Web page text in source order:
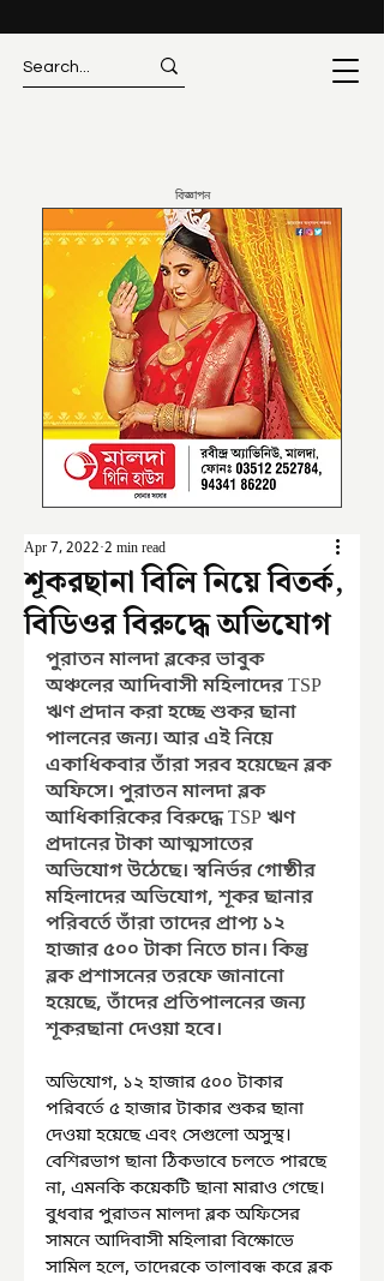
বিজ্ঞাপন
শূকরছানা বিলি নিয়ে বিতর্ক,
বিডিওর বিরুদ্ধে অভিযোগ
Apr 7, 2022 2 min read
পুরাতন মালদা ব্লকের ভাবুক
অঞ্চলের আদিবাসী মহিলাদের TSP
ঋণ প্রদান করা হচ্ছে শুকর ছানা
পালনের জন্য। আর এই নিয়ে
একাধিকবার তাঁরা সরব হয়েছেন ব্লক
অফিসে। পুরাতন মালদা ব্লক
আধিকারিকের বিরুদ্ধে TSP ঋণ
প্রদানের টাকা আত্মসাতের
অভিযোগ উঠেছে। স্বনির্ভর গোষ্ঠীর
মহিলাদের অভিযোগ, শূকর ছানার
পরিবর্তে তাঁরা তাদের প্রাপ্য ১২
হাজার ৫০০ টাকা নিতে চান। কিন্তু
ব্লক প্রশাসনের তরফে জানানো
হয়েছে, তাঁদের প্রতিপালনের জন্য
শূকরছানা দেওয়া হবে।
অভিযোগ, ১২ হাজার ৫০০ টাকার
পরিবর্তে ৫ হাজার টাকার শুকর ছানা
দেওয়া হয়েছে এবং সেগুলো অসুস্থ।
বেশিরভাগ ছানা ঠিকভাবে চলতে পারছে
না, এমনকি কয়েকটি ছানা মারাও গেছে।
বুধবার পুরাতন মালদা ব্লক অফিসের
সামনে আদিবাসী মহিলারা বিক্ষোভে
সামিল হলে, তাদেরকে তালাবন্ধ করে ব্লক